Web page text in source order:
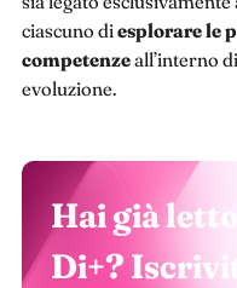
ciascuno diesplorare le
competenzeall’interno
evoluzione.
Hai già
Di+?